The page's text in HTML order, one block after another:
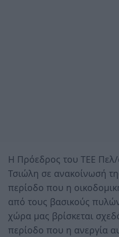
Η Πρόεδρος του ΤΕΕ Πελ/
Τσιώλη σε ανακοίνωσή
περίοδο που η
από τους βασικούς
χώρα μας βρίσκεται
περίοδο που η ανεργία